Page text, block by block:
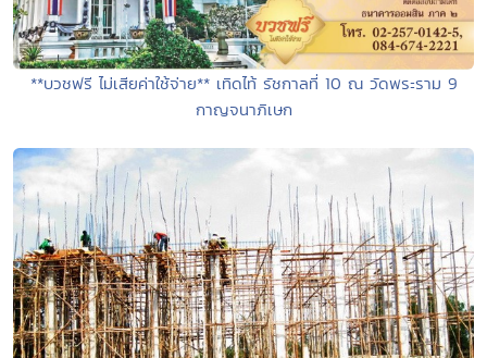
**บวชฟรี ไม่เสียค่าใช้จ่าย** เทิดไท้ รัชกาลที่ 10 ณ วัดพระราม 9
กาญจนาภิเษก